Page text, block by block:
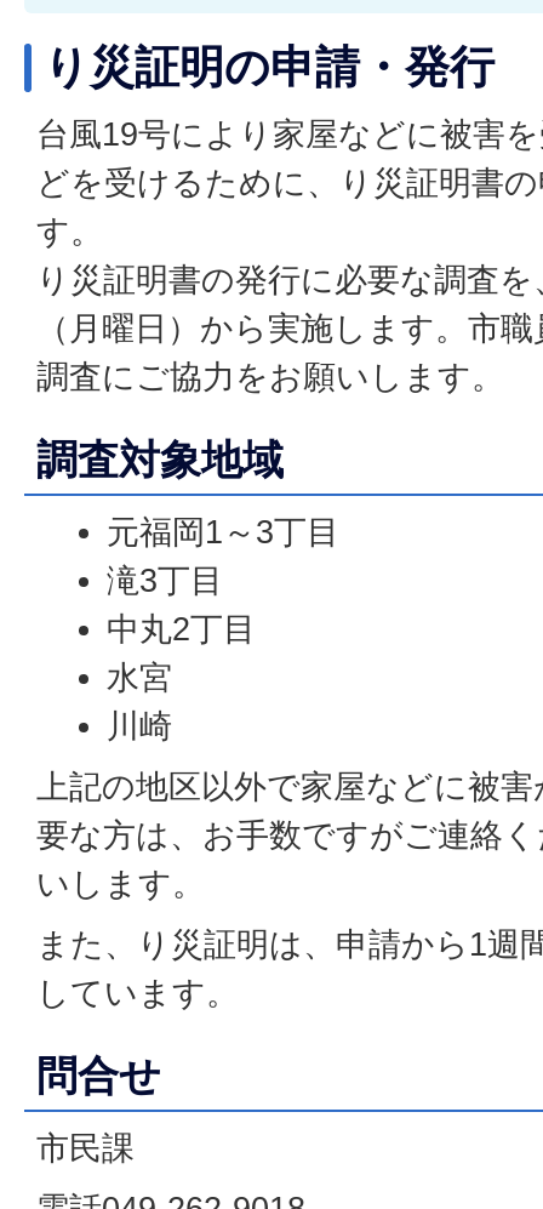
り災証明の申請・発行
台風19号により家屋などに被害
どを受けるために、り災証明書
す。
り災証明書の発行に必要な調査
（月曜日）から実施します。市
調査にご協力をお願いします。
調査対象地域
元福岡1～3丁目
滝3丁目
中丸2丁目
水宮
川崎
上記の地区以外で家屋などに被
要な方は、お手数ですがご連絡
いします。
また、り災証明は、申請から1週
しています。
問合せ
市民課